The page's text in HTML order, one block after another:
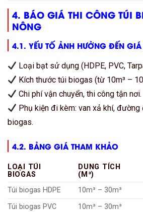
4. BÁO GIÁ THI CÔNG TÚI
NÔNG
4.1. YẾU TỐ ẢNH HƯỞNG ĐẾN GIÁ
Loại bạt sử dụng (HDPE, PVC,
Kích thước túi biogas (từ 10m³ –
Chi phí vận chuyển, thi công tận nơi.
Phụ kiện đi kèm: van xả khí,
biogas.
4.2. BẢNG GIÁ THAM KHẢO
LOẠI TÚI
BIOGAS
DUNG TÍCH
(M³)
Túi biogas HDPE 10m³ – 30m³
Túi biogas PVC
10m³ – 30m³